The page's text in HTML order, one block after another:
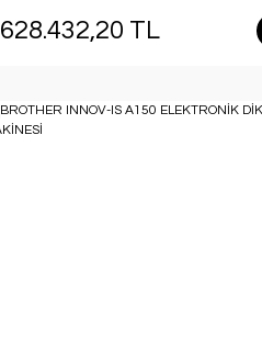
628.432,20 TL